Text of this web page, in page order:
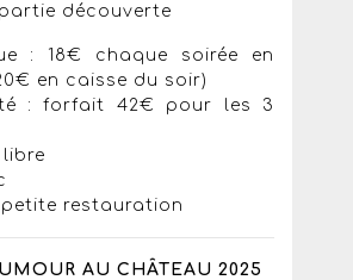
partie découverte
: 18€ chaque soirée en
en caisse du soir)
: forfait 42€ pour les 3
libre
petite restauration
AU CHÂTEAU 2025